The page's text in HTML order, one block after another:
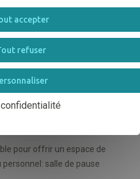
au quotidien et dans
des chevaux de
à l'élevage ou à
pour offrir un espace de
salle de pause
accepter
refuser